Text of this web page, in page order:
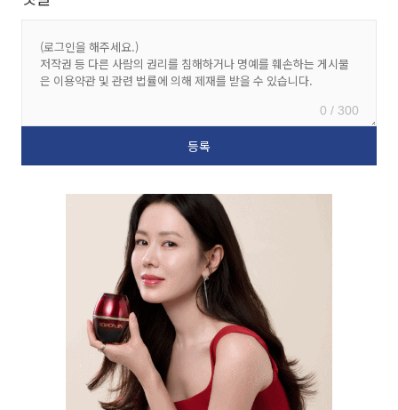
0 / 300